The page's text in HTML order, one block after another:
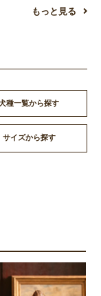
もっと見る
種一覧から探す
サイズから探す